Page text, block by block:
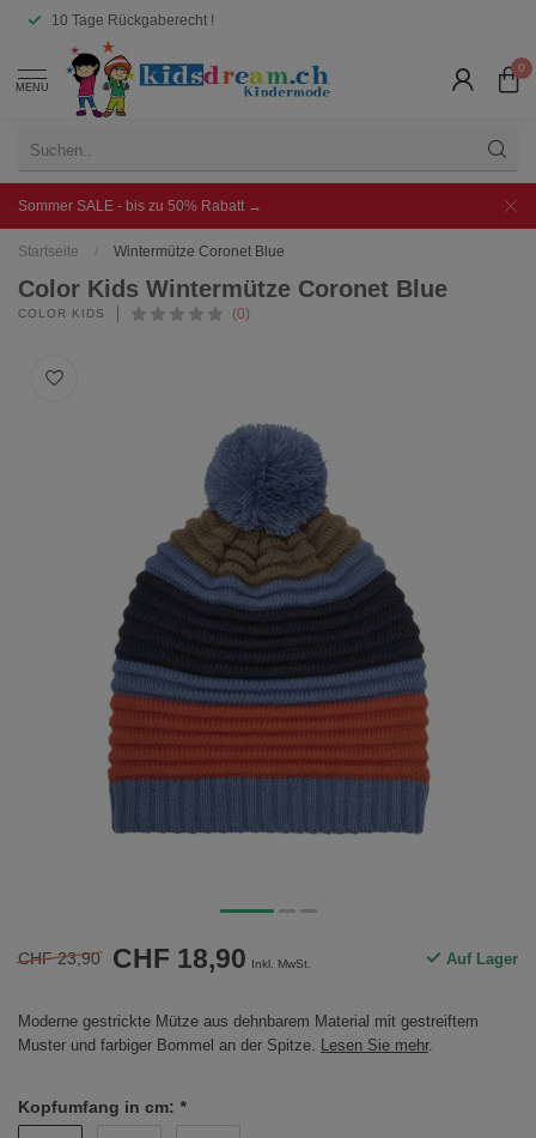
10 Tage Rückgaberecht !
MENU
0
Sommer SALE - bis zu 50% Rabatt →
Startseite / Wintermütze Coronet Blue
Color Kids Wintermütze Coronet Blue
COLOR KIDS (0)
CHF 23,90 CHF 18,90 Inkl. MwSt. Auf Lager
Moderne gestrickte Mütze aus dehnbarem Material mit gestreiftem
Muster und farbiger Bommel an der Spitze. Lesen Sie mehr.
Kopfumfang in cm: *